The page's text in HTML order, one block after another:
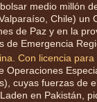
medio millón
Chile) un
de Paz y en la
de Emergencia
Con licencia
Operaciones
cuyas fuerzas de
en Pakistán,